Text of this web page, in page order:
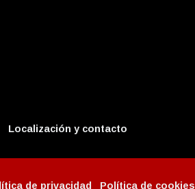
Localización y contacto
de privacidad Política de cookies